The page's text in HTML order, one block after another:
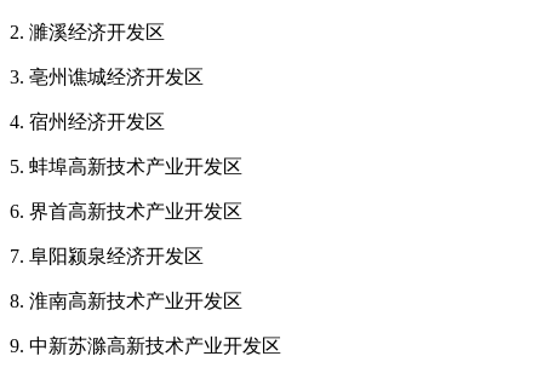
2. 濉溪经济开发区
3. 亳州谯城经济开发区
4. 宿州经济开发区
5. 蚌埠高新技术产业开发区
6. 界首高新技术产业开发区
7. 阜阳颍泉经济开发区
8. 淮南高新技术产业开发区
9. 中新苏滁高新技术产业开发区